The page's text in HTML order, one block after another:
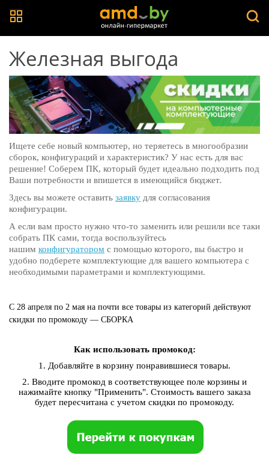
Железная выгода
Ищете себе новый компьютер, но теряетесь в многообразии
сборок, конфигураций и характеристик? У нас есть для вас
решение! Соберем ПК, который будет идеально подходить под
Ваши потребности и впишется в имеющийся бюджет.
Здесь вы можете оставить заявку для согласования
конфигурации.
А если вам просто нужно что-то заменить или решили все таки
собрать ПК сами, тогда воспользуйтесь
нашим конфигуратором с помощью которого, вы быстро и
удобно подберете комплектующие для вашего компьютера с
необходимыми параметрами и комплектующими.
С 28 апреля по 2 мая на почти все товары из категорий действуют
скидки по промокоду — СБОРКА
Как использовать промокод:
1. Добавляйте в корзину понравившиеся товары.
2. Вводите промокод в соответствующее поле корзины и
нажимайте кнопку "Применить". Стоимость вашего заказа
будет пересчитана с учетом скидки по промокоду.